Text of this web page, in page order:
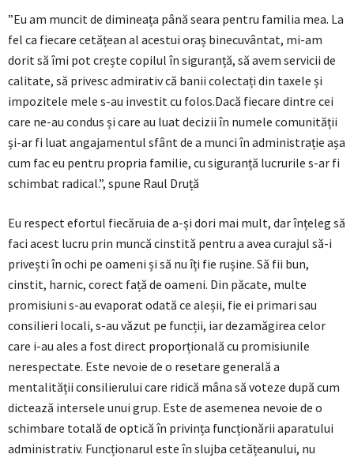
”Eu am muncit de dimineața până seara pentru familia mea. La
fel ca fiecare cetățean al acestui oraș binecuvântat, mi-am
dorit să îmi pot crește copilul în siguranță, să avem servicii de
calitate, să privesc admirativ că banii colectați din taxele și
impozitele mele s-au investit cu folos.Dacă fiecare dintre cei
care ne-au condus și care au luat decizii în numele comunității
și-ar fi luat angajamentul sfânt de a munci în administrație așa
cum fac eu pentru propria familie, cu siguranță lucrurile s-ar fi
schimbat radical.”, spune Raul Druță
Eu respect efortul fiecăruia de a-și dori mai mult, dar înțeleg să
faci acest lucru prin muncă cinstită pentru a avea curajul să-i
privești în ochi pe oameni și să nu îți fie rușine. Să fii bun,
cinstit, harnic, corect față de oameni. Din păcate, multe
promisiuni s-au evaporat odată ce aleșii, fie ei primari sau
consilieri locali, s-au văzut pe funcții, iar dezamăgirea celor
care i-au ales a fost direct proporțională cu promisiunile
nerespectate. Este nevoie de o resetare generală a
mentalității consilierului care ridică mâna să voteze după cum
dictează intersele unui grup. Este de asemenea nevoie de o
schimbare totală de optică în privința funcționării aparatului
administrativ. Funcționarul este în slujba cetățeanului, nu